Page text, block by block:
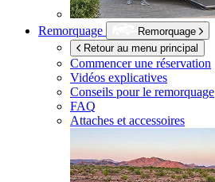
Remorquage
Remorquage
Retour au menu principal
Commencer une réservation
Vidéos explicatives
Conseils pour le remorquage
FAQ
Attaches et accessoires